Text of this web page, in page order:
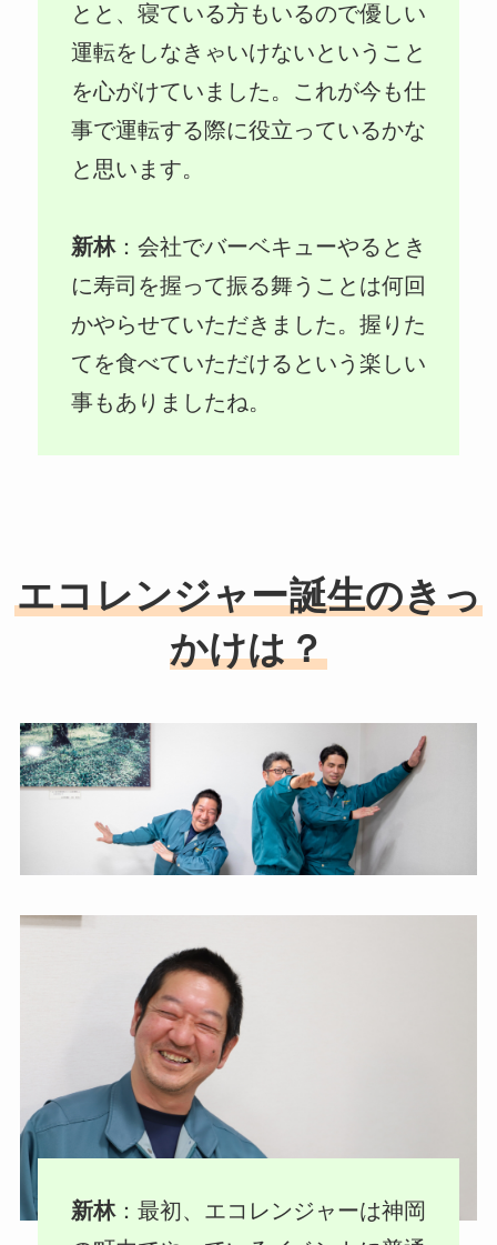
とと、寝ている方もいるので優しい
運転をしなきゃいけないということ
を心がけていました。これが今も仕
事で運転する際に役立っているかな
と思います。
新林：会社でバーベキューやるとき
に寿司を握って振る舞うことは何回
かやらせていただきました。握りた
てを食べていただけるという楽しい
事もありましたね。
エコレンジャー誕生のきっ
かけは？
新林：最初、エコレンジャーは神岡